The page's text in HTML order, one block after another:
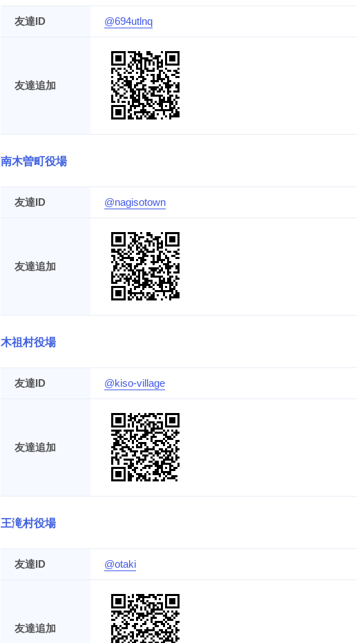
友達ID @694utlnq
友達追加
南木曽町役場
友達ID @nagisotown
友達追加
木祖村役場
友達ID @kiso-village
友達追加
王滝村役場
友達ID @otaki
友達追加